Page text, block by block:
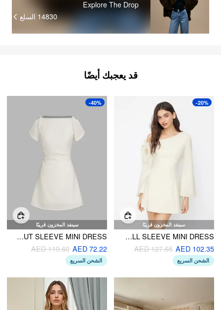
Explore The Drop
14830 السلع
قد يعجبك أيضًا
سينفد المخزون قريبًا
-20%
ASYMMETRICAL NECK BOWKNOT BELL SLEEVE MINI DRESS
AED 102.35
AED 127.65
الشحن السريع
سينفد المخزون قريبًا
-40%
LINEN-BLEND BOAT NECK RUCHED CUT OUT SLEEVE MINI DRESS
AED 72.22
AED 119.60
الشحن السريع